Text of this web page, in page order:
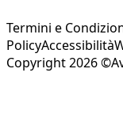
Termini e
PolicyAccessibilità
Copyright 2026